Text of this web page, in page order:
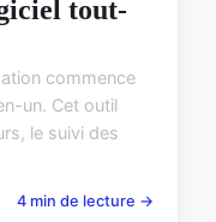
tout-
commence
un. Cet outil
le suivi des
4 min de lecture →